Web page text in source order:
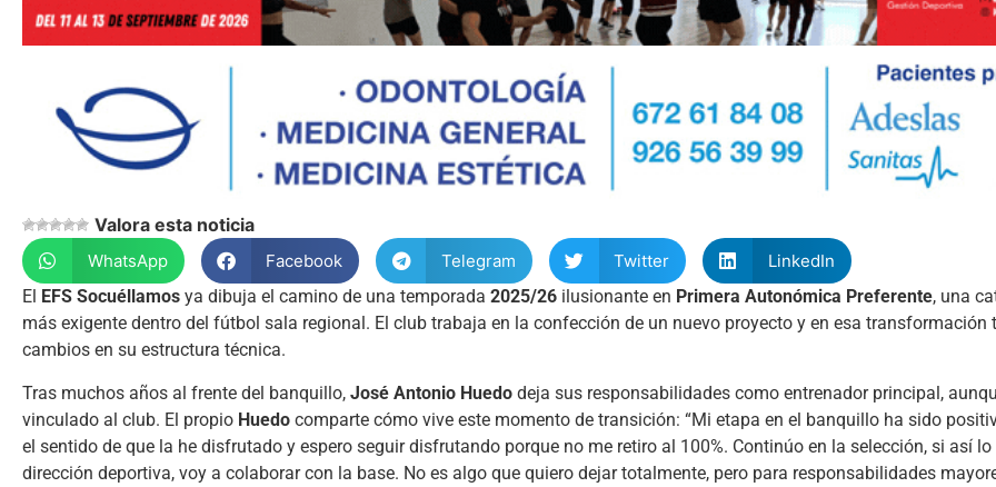
Valora esta noticia
WhatsApp Facebook Telegram Twitter
LinkedIn
El EFS Socuéllamos ya dibuja el camino de una temporada 2025/26 ilusionante en Primera Autonómica Preferente, una
más exigente dentro del fútbol sala regional. El club trabaja en la confección de un nuevo proyecto y en esa transformación
cambios en su estructura técnica.
Tras muchos años al frente del banquillo, José Antonio Huedo deja sus responsabilidades como entrenador principal,
vinculado al club. El propio Huedo comparte cómo vive este momento de transición: “Mi etapa en el banquillo ha sido
el sentido de que la he disfrutado y espero seguir disfrutando porque no me retiro al 100%. Continúo en la selección, si así
dirección deportiva, voy a colaborar con la base. No es algo que quiero dejar totalmente, pero para responsabilidades